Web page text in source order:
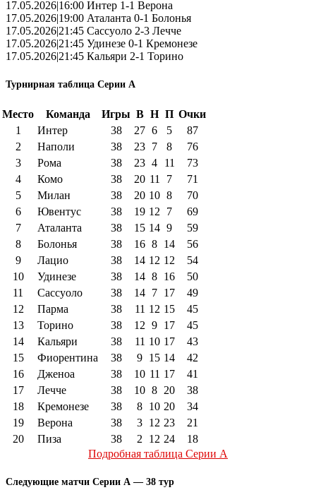
17.05.2026|16:00 Интер 1-1 Верона
17.05.2026|19:00 Аталанта 0-1 Болонья
17.05.2026|21:45 Сассуоло 2-3 Лечче
17.05.2026|21:45 Удинезе 0-1 Кремонезе
17.05.2026|21:45 Кальяри 2-1 Торино
Турнирная таблица Серии А
Место Команда Игры В Н П Очки
1
Интер 38 27 6 5
87
2
Наполи 38 23 7 8
76
3
Рома 38 23 4 11
73
4
Комо 38 20 11 7
71
5
Милан 38 20 10 8
70
6
Ювентус 38 19 12 7
69
7
Аталанта 38 15 14 9
59
8
Болонья 38 16 8 14
56
9
Лацио 38 14 12 12
54
10
Удинезе 38 14 8 16
50
11
Сассуоло 38 14 7 17
49
12
Парма 38 11 12 15
45
13
Торино 38 12 9 17
45
14
Кальяри 38 11 10 17
43
15
Фиорентина 38 9 15 14
42
16
Дженоа 38 10 11 17
41
17
Лечче 38 10 8 20
38
18
Кремонезе 38 8 10 20
34
19
Верона 38 3 12 23
21
20
Пиза 38 2 12 24
18
Подробная таблица Серии А
Следующие матчи Серии А — 38 тур